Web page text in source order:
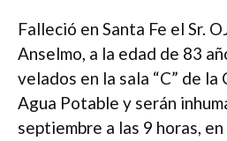
Falleció en Santa Fe el Sr.
Anselmo, a la edad de 83
velados en la sala “C” de
Agua Potable y serán
septiembre a las 9 horas,